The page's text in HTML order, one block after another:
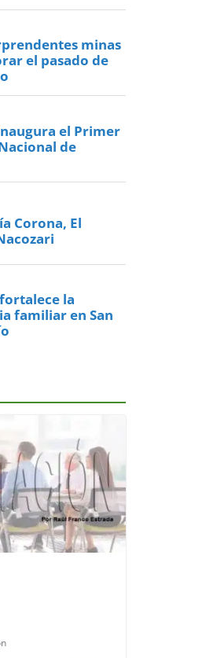
minas
el pasado de
el Primer
de
Corona, El
la
familiar en San